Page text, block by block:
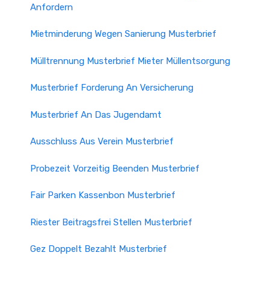
Anfordern
Mietminderung Wegen Sanierung Musterbrief
Mülltrennung Musterbrief Mieter Müllentsorgung
Musterbrief Forderung An Versicherung
Musterbrief An Das Jugendamt
Ausschluss Aus Verein Musterbrief
Probezeit Vorzeitig Beenden Musterbrief
Fair Parken Kassenbon Musterbrief
Riester Beitragsfrei Stellen Musterbrief
Gez Doppelt Bezahlt Musterbrief